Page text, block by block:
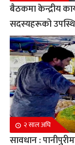
बैठकमा केन्द्रीय
सदस्यहरूको
२ साल अघि
सावधान :